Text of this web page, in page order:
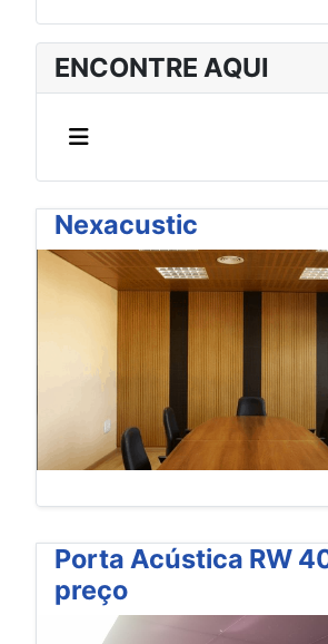
ENCONTRE AQUI
Nexacustic
Porta Acústica RW
preço